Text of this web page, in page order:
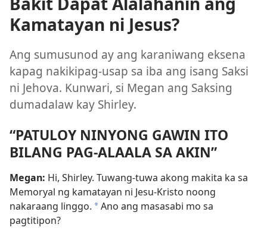
Kamatayan ni Jesus?
Ang sumusunod ay ang karaniwang eksena
kapag nakikipag-usap sa iba ang isang Saksi
ni Jehova. Kunwari, si Megan ang Saksing
dumadalaw kay Shirley.
“PATULOY NINYONG GAWIN ITO
BILANG PAG-ALAALA SA AKIN”
Megan: Hi, Shirley. Tuwang-tuwa akong makita ka sa
Memoryal ng kamatayan ni Jesu-Kristo noong
nakaraang linggo. *Ano ang masasabi mo sa
pagtitipon?